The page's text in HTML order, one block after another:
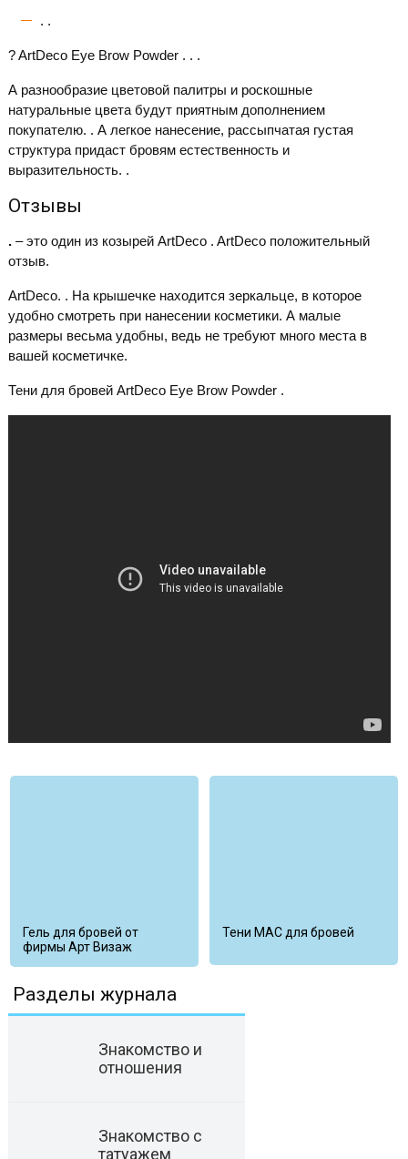
. .
? ArtDeco Eye Brow Powder . . .
А разнообразие цветовой палитры и роскошные
натуральные цвета будут приятным дополнением
покупателю. . А легкое нанесение, рассыпчатая густая
структура придаст бровям естественность и
выразительность. .
Отзывы
. – это один из козырей ArtDeco . ArtDeco положительный
отзыв.
ArtDeco. . На крышечке находится зеркальце, в которое
удобно смотреть при нанесении косметики. А малые
размеры весьма удобны, ведь не требуют много места в
вашей косметичке.
Тени для бровей ArtDeco Eye Brow Powder .
Гель для бровей от
фирмы Арт Визаж
Тени MAC для бровей
Разделы журнала
Знакомство и
отношения
Знакомство с
татуажем